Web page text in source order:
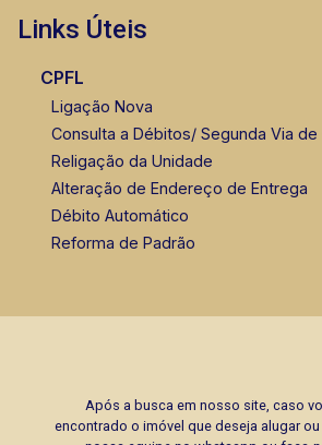
Links Úteis
CPFL
Ligação Nova
Consulta a Débitos/ Segunda Via de
Religação da Unidade
Alteração de Endereço de Entrega
Débito Automático
Reforma de Padrão
Após a busca em nosso site, caso
encontrado o imóvel que deseja alugar